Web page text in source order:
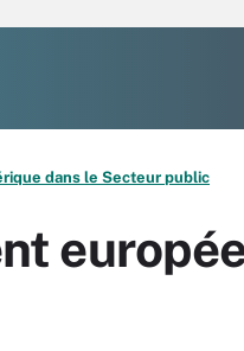
dans le Secteur public